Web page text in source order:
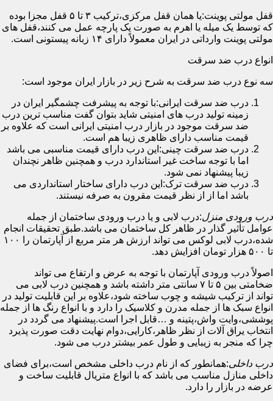
قفل مولتی پوینت:یا همان قفل مرکزی،ترکیب ۳ تا ۵ قفل مجزا بوده
که توسط یک میله یا اهرم به صورت یک پارچه عمل می کنند،قفل های
مولتی پوینت وارداتی در ایران معمولاً دارای ۱۴ زبانه پیستونی است.
انواع درب ضد سرقت
سه نوع درب ضد سرقت به شرح زیر در بازار ایران موجود است:
درب ضد سرقت ایرانی:با توجه به پیشرفت چشمگیر ایران در
زمینه تولید درب های امنیتی شاید بتوان گفت مناسب ترین درب
ضد سرقت موجود در بازار درب امنیتی ایرانی است که علاوه بر
قیمت مناسب دارای ظاهری زیبا هم است.
درب ضد سرقت چینی:این درب دارای قیمت مناسبی می باشد
اما با توجه ساخت غیر استاندارد درب و همچنین ظاهر نچندان
زیبا پیشنهاد نمی شود.
درب ضد سرقت ترک:این درب دارای ساختار استانداردی می
باشد اما از از نظر قیمت مقرون به صرفه نیستند.
درب ورودی منزل:درب لابی و یا درب ورودی ساختمان از جمله
عوامل تأثیر گذار در ظاهر کل ساختمان می باشد.طبق تحقیقات انجام
شده،درب لابی لوکس می تواند ارزش هر متر مربع از آپارتمان را ۱۰۰
تا ۵۰۰ هزار تومان افزایش دهد.
اصولاً درب ورودی آپارتمان با توجه به عرض و ارتفاع می تواند
ضخامتی بین ۵ تا ۷ سانتی متر داشته باشد و همچنین درب لابی می
تواند از ترکیب شیشه و چوب ساخته شود،علاوه بر این قابلیت تولید در
انواع سبک ها از جمله مدرن و کلاسیک را دارد و با انواع رنگ ها از جمله
پوششی،وایت واش،پتینه و …قابل اجرا است.پیشنهاد می گردد در
انتخاب یراق آلات از نظر ظاهر،کارایی،دوام نهایت دقت صورت پذیرد
چرا که منجر به زیبایی و طول عمر بیشتر درب می شود.
درب داخلی:همانطور که از نام درب داخلی مشخص است،برای فضای
داخلی منازل مناسب می باشد که با انواع متریال قابلیت ساخت و
عرضه در بازار را دارد.